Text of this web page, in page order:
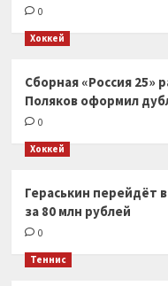
0
Хоккей
Сборная «Россия 25»
Поляков оформил
0
Хоккей
Гераськин перейдёт
за 80 млн рублей
0
Теннис